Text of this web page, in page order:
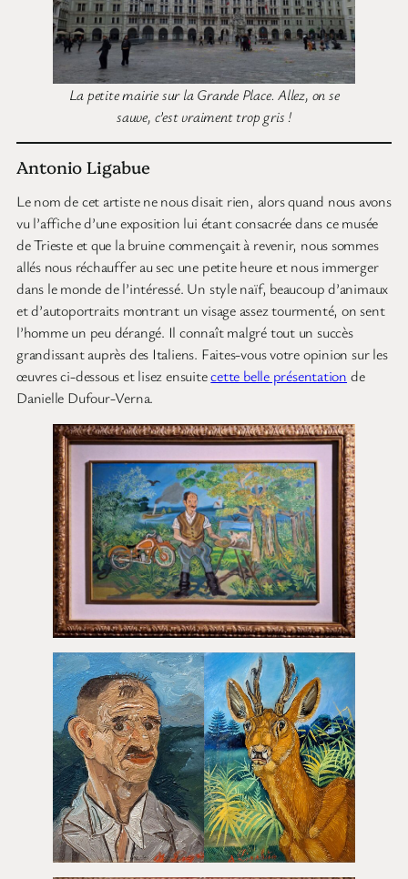
La petite mairie sur la Grande Place. Allez, on se
sauve, c’est vraiment trop gris !
Antonio Ligabue
Le nom de cet artiste ne nous disait rien, alors quand nous avons
vu l’affiche d’une exposition lui étant consacrée dans ce musée
de Trieste et que la bruine commençait à revenir, nous sommes
allés nous réchauffer au sec une petite heure et nous immerger
dans le monde de l’intéressé. Un style naïf, beaucoup d’animaux
et d’autoportraits montrant un visage assez tourmenté, on sent
l’homme un peu dérangé. Il connaît malgré tout un succès
grandissant auprès des Italiens. Faites-vous votre opinion sur les
œuvres ci-dessous et lisez ensuitecette belle présentation de
Danielle Dufour-Verna.